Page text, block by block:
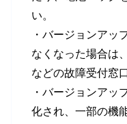
い。
・バージョンアッ
なくなった場合は
などの故障受付窓
・バージョンアッ
化され、一部の機